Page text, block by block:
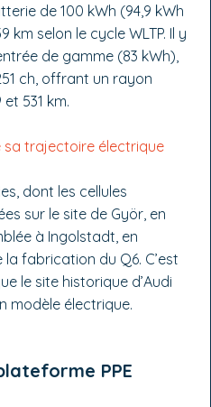
de 100 kWh (94,9 kWh
km selon le cycle WLTP. Il y
de gamme (83 kWh),
ch, offrant un rayon
531 km.
sa trajectoire électrique
dont les cellules
sur le site de Györ, en
à Ingolstadt, en
fabrication du Q6. C’est
le site historique d’Audi
modèle électrique.
PPE